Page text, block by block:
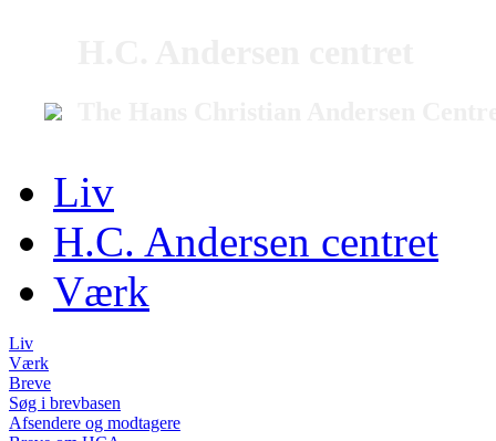
Liv
H.C. Andersen centret
Værk
Liv
Værk
Breve
Søg i brevbasen
Afsendere og modtagere